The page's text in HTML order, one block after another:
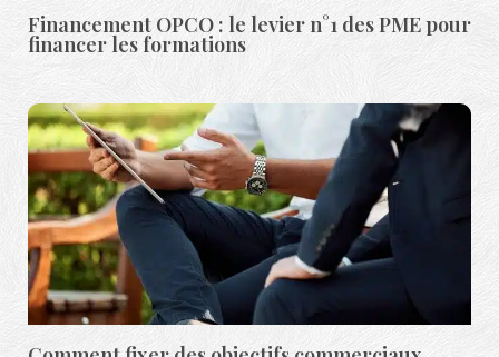
Financement OPCO : le levier n°1 des PME pour
financer les formations